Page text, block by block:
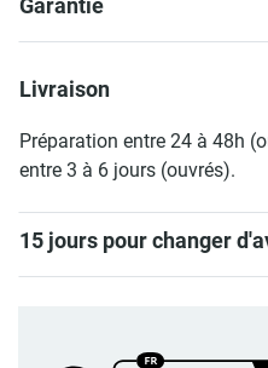
Garantie
Livraison
Préparation entre 24 à 48h
entre 3 à 6 jours (ouvrés).
15 jours pour changer